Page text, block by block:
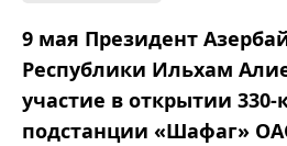
9 мая Президент
Республики Ильхам
участие в открытии
подстанции «Шафаг»